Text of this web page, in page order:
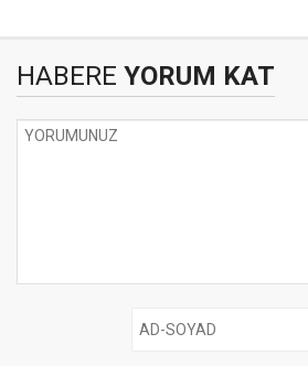
HABERE YORUM KAT